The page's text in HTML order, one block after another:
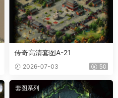
传奇高清套图A-21
2026-07-03 50
套图系列